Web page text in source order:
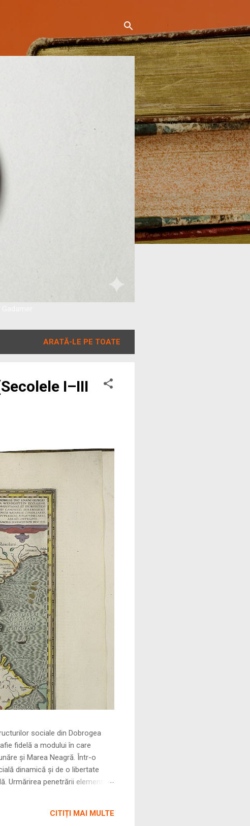
ARATĂ-LE PE TOATE
I–III
din Dobrogea
fidelă a modului în care
și Marea Neagră. Într-o
dinamică și de o libertate
Urmărirea penetrării elementului
CITIȚI MAI MULTE